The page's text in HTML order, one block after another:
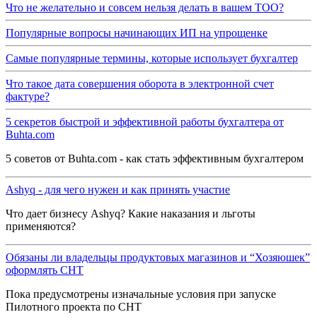
Что не желательно и совсем нельзя делать в вашем ТОО?
Популярные вопросы начинающих ИП на упрощенке
Самые популярные термины, которые использует бухгалтер
Что такое дата совершения оборота в электронной счет
фактуре?
5 секретов быстрой и эффективной работы бухгалтера от
Buhta.com
5 советов от Buhta.com - как стать эффективным бухгалтером
Ashyq - для чего нужен и как принять участие
Что дает бизнесу Ashyq? Какие наказания и льготы
применяются?
Обязаны ли владельцы продуктовых магазинов и “Хозяюшек”
оформлять СНТ
Пока предусмотрены изначальные условия при запуске
Пилотного проекта по СНТ